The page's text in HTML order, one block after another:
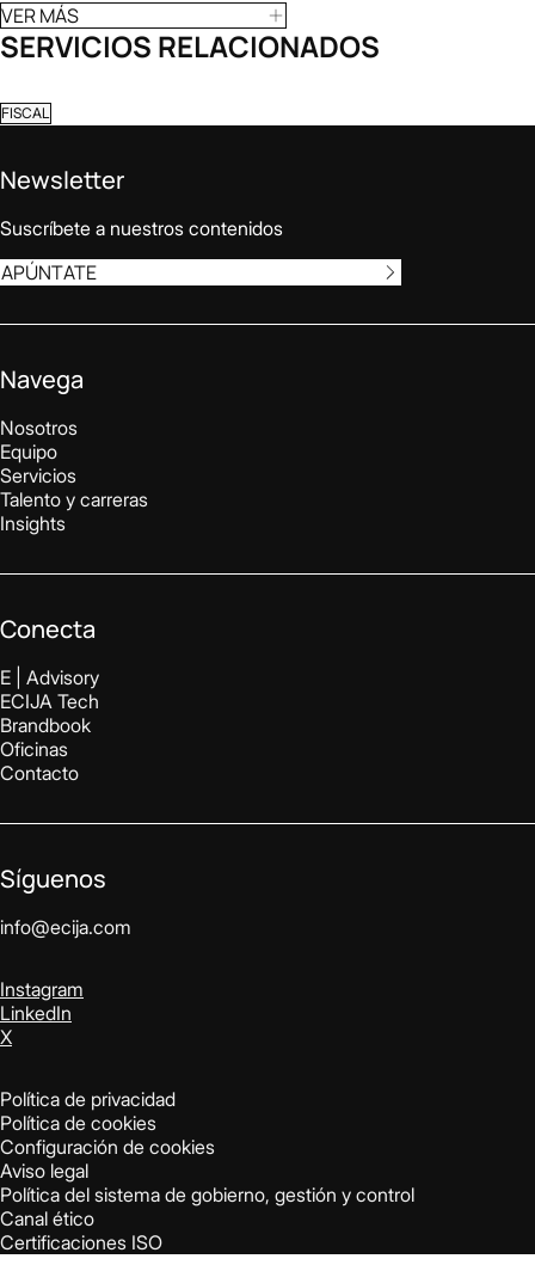
VER MÁS
SERVICIOS RELACIONADOS
FISCAL
Newsletter
Suscríbete a nuestros contenidos
APÚNTATE
Navega
Nosotros
Equipo
Servicios
Talento y carreras
Insights
Conecta
E | Advisory
ECIJA Tech
Brandbook
Oficinas
Contacto
Síguenos
info@ecija.com
Instagram
LinkedIn
X
Política de privacidad
Política de cookies
Configuración de cookies
Aviso legal
Política del sistema de gobierno, gestión y control
Canal ético
Certificaciones ISO